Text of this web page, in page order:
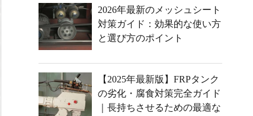
2026年最新のメッシュシート
対策ガイド：効果的な使い方
と選び方のポイント
【2025年最新版】FRPタンク
の劣化・腐食対策完全ガイド
｜長持ちさせるための最適な